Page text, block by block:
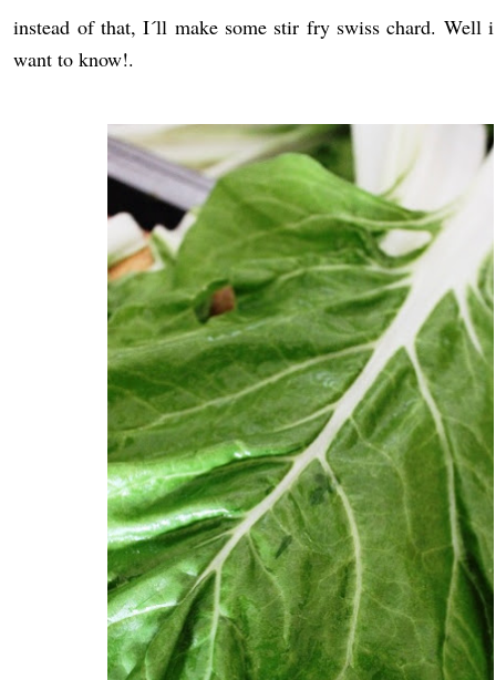
instead of that, I´ll make some stir fry swiss chard. Well
want to know!.